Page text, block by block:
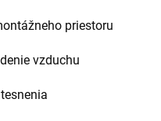
priestoru
vzduchu